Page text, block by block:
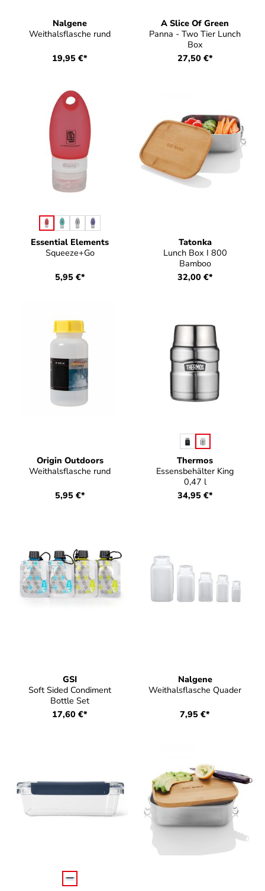
Nalgene
Weithalsflasche rund
19,95 €*
A Slice Of Green
Panna - Two Tier Lunch
Box
27,50 €*
Essential Elements
Squeeze+Go
Farbe auswählen
5,95 €*
Tatonka
Lunch Box I 800
Bamboo
32,00 €*
Origin Outdoors
Weithalsflasche rund
5,95 €*
Thermos
Essensbehälter King
0,47 l
auswählen
34,95 €*
GSI
Soft Sided Condiment
Bottle Set
17,60 €*
Nalgene
Weithalsflasche Quader
7,95 €*
Farbeauswählen